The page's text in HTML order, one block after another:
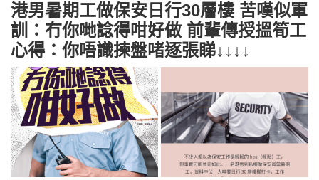
港男暑期工做保安日行30層樓 苦嘆似軍
訓：冇你哋諗得咁好做 前輩傳授搵筍工
心得：你唔識揀盤啫逐張睇↓↓↓↓